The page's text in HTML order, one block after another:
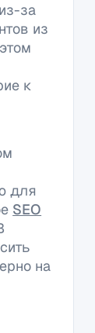
за
из
к
для
SEO
на